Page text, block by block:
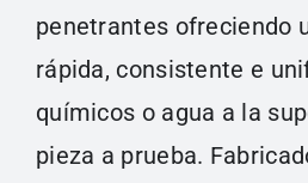
penetrantes ofreciendo
rápida, consistente e
químicos o agua a la
pieza a prueba.